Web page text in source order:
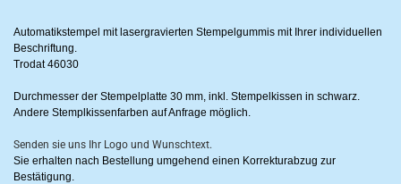
Automatikstempel mit lasergravierten Stempelgummis mit Ihrer individuellen
Beschriftung.
Trodat 46030
Durchmesser der Stempelplatte 30 mm, inkl. Stempelkissen in schwarz.
Andere Stemplkissenfarben auf Anfrage möglich.
Senden sie uns Ihr Logo und Wunschtext.
Sie erhalten nach Bestellung umgehend einen Korrekturabzug zur
Bestätigung.